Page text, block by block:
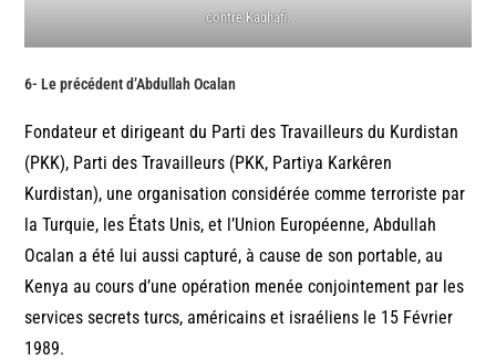
contre Kadhafi.
6- Le précédent d’Abdullah Ocalan
Fondateur et dirigeant du Parti des Travailleurs du Kurdistan
(PKK), Parti des Travailleurs (PKK, Partiya Karkêren
Kurdistan), une organisation considérée comme terroriste par
la Turquie, les États Unis, et l’Union Européenne, Abdullah
Ocalan a été lui aussi capturé, à cause de son portable, au
Kenya au cours d’une opération menée conjointement par les
services secrets turcs, américains et israéliens le 15 Février
1989.